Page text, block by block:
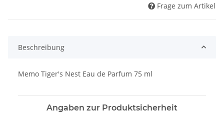
Frage zum Artikel
Beschreibung
Memo Tiger's Nest Eau de Parfum 75 ml
Angaben zur Produktsicherheit